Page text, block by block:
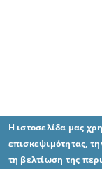
Η ιστοσελίδα μας
επισκεψιμότητας,
τη βελτίωση της